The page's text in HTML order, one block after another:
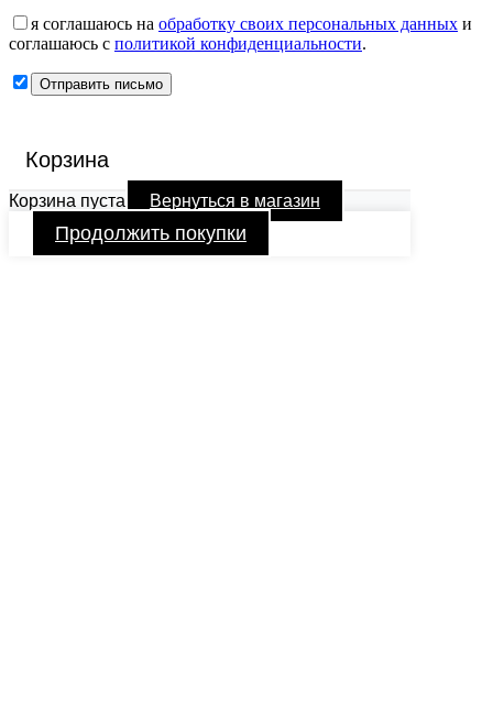
я соглашаюсь на обработку своих персональных данных и
соглашаюсь с политикой конфиденциальности.
Корзина
Корзина пуста Вернуться в магазин
Продолжить покупки